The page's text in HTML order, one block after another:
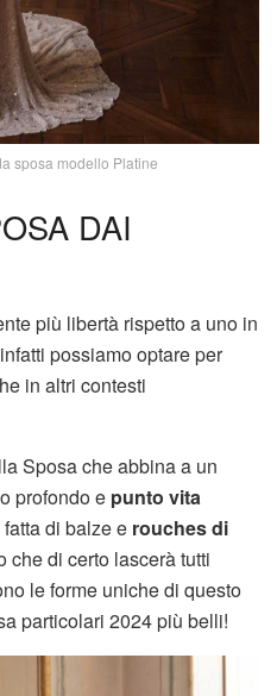
sposa modello Platine
DAI
più libertà rispetto a uno in
possiamo optare per
in altri contesti
Sposa che abbina a un
profondo e punto vita
di balze e rouches di
che di certo lascerà tutti
le forme uniche di questo
particolari 2024 più belli!